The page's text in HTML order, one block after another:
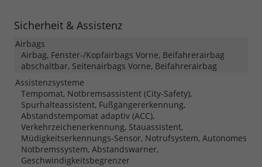
Sicherheit & Assistenz
Airbags
Airbag, Fenster-/Kopfairbags Vorne, Beifahrerairbag
abschaltbar, Seitenairbags Vorne, Beifahrerairbag
Assistenzsysteme
Tempomat, Notbremsassistent (City-Safety),
Spurhalteassistent, Fußgängererkennung,
Abstandstempomat adaptiv (ACC),
Verkehrzeichenerkennung, Stauassistent,
Müdigkeitserkennungs-Sensor, Notrufsystem, Autonomes
Notbremssystem, Abstandswarner,
Geschwindigkeitsbegrenzer